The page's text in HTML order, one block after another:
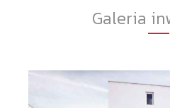
Galeria